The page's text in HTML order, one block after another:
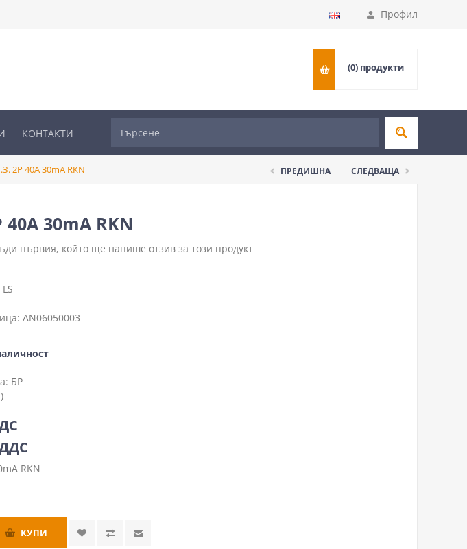
Профил
(0) продукти
КОНТАКТИ
2P 40A 30mA RKN ПРЕДИШНА СЛЕДВАЩА
30mA RKN
първия, който ще напише отзив за този продукт
LS
AN06050003
БР
RKN